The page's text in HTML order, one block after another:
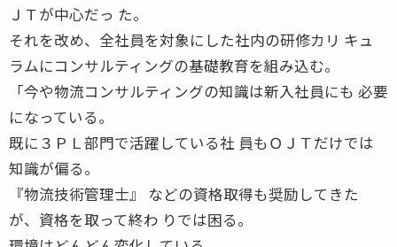
ＪＴが中心だっ た。
それを改め、全社員を対象にした社内の研修カリ キュ
ラムにコンサルティングの基礎教育を組み込む。
「今や物流コンサルティングの知識は新入社員にも 必要
になっている。
既に３ＰＬ部門で活躍している社 員もＯＪＴだけでは
知識が偏る。
『物流技術管理士』 などの資格取得も奨励してきた
が、資格を取って終わ りでは困る。